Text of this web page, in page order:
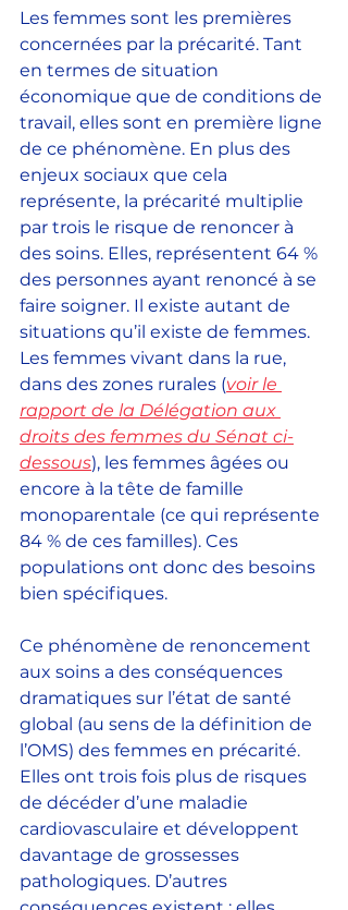
Les femmes sont les premières
concernées par la précarité. Tant
en termes de situation
économique que de conditions de
travail, elles sont en première ligne
de ce phénomène. En plus des
enjeux sociaux que cela
représente, la précarité multiplie
par trois le risque de renoncer à
des soins. Elles, représentent 64 %
des personnes ayant renoncé à se
faire soigner. Il existe autant de
situations qu’il existe de femmes.
Les femmes vivant dans la rue,
dans des zones rurales (voir le
rapport de la Délégation aux
droits des femmes du Sénat ci-
dessous), les femmes âgées ou
encore à la tête de famille
monoparentale (ce qui représente
84 % de ces familles). Ces
populations ont donc des besoins
bien spécifiques.
Ce phénomène de renoncement
aux soins a des conséquences
dramatiques sur l’état de santé
global (au sens de la définition de
l’OMS) des femmes en précarité.
Elles ont trois fois plus de risques
de décéder d’une maladie
cardiovasculaire et développent
davantage de grossesses
pathologiques. D’autres